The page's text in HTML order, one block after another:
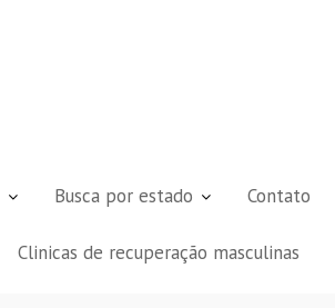
Busca por estado Contato
Clinicas de recuperação masculinas